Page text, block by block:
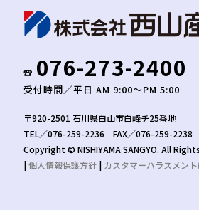
☎︎ 076-273-2400
受付時間／平日 AM 9:00〜PM 5:00
〒920-2501 石川県白山市白峰チ25番地
TEL／076-259-2236 FAX／076-259-2238
Copyright © NISHIYAMA SANGYO. All
|個人情報保護方針 | カスタマーハラスメン